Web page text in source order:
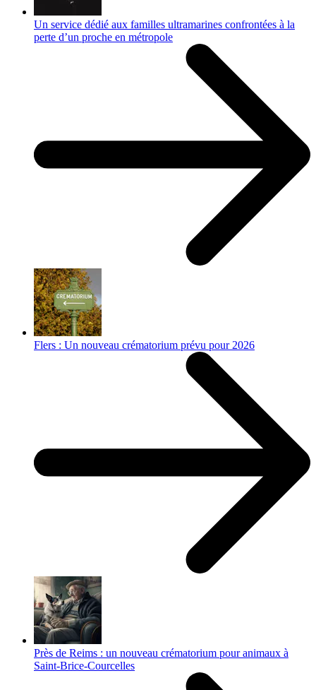
Un service dédié aux familles ultramarines confrontées à la
perte d’un proche en métropole
Flers : Un nouveau crématorium prévu pour 2026
Près de Reims : un nouveau crématorium pour animaux à
Saint-Brice-Courcelles